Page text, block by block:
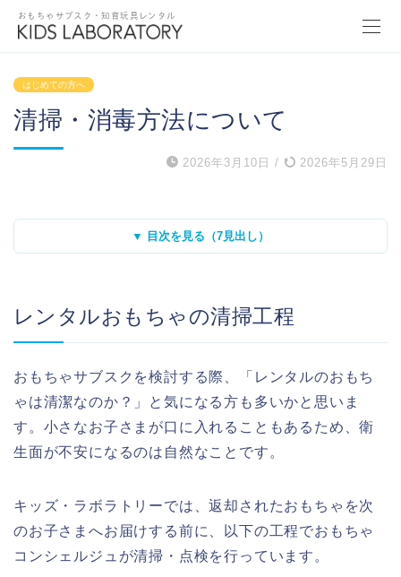
おもちゃサブスク・知育玩具レンタル
はじめての方へ
清掃・消毒方法について
2026年3月10日 / 2026年5月29日
▼ 目次を見る（7見出し）
レンタルおもちゃの清掃工程
おもちゃサブスクを検討する際、「レンタルのおもち
ゃは清潔なのか？」と気になる方も多いかと思いま
す。小さなお子さまが口に入れることもあるため、衛
生面が不安になるのは自然なことです。
キッズ・ラボラトリーでは、返却されたおもちゃを次
のお子さまへお届けする前に、以下の工程でおもちゃ
コンシェルジュが清掃・点検を行っています。